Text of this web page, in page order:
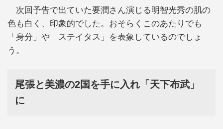
次回予告で出ていた要潤さん演じる明智光秀の肌の
色も白く、印象的でした。おそらくこのあたりでも
「身分」や「ステイタス」を表象しているのでしょ
う。
尾張と美濃の2国を手に入れ「天下布武」
に